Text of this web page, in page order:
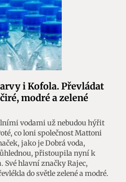
i Kofola. Převládat
modré a zelené
vodami už nebudou hýřit
co loni společnost Mattoni
jako je Dobrá voda,
přistoupila nyní k
Své hlavní značky Rajec,
do světle zelené a modré.